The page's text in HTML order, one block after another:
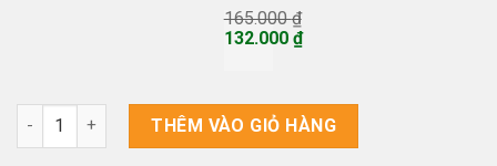
165.000₫
Giá
132.000 ₫
là:
132.000 ₫.
Xe địa hình điều khiển từ xa - Quán quân số lượng
THÊM VÀO GIỎ HÀNG